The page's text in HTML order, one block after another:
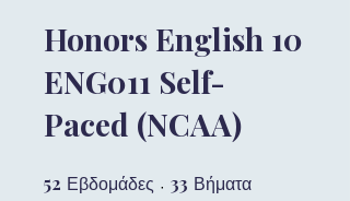
Honors English 10
ENG011 Self-
Paced (NCAA)
52 Εβδομάδες 52 Εβδομάδες
33 Βήματα